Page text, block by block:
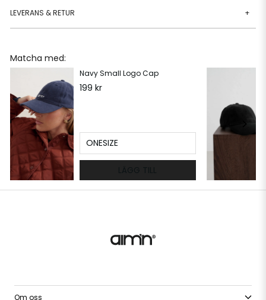
LEVERANS & RETUR +
Matcha med:
Navy Small Logo Cap
199 kr
ONESIZE
Om oss